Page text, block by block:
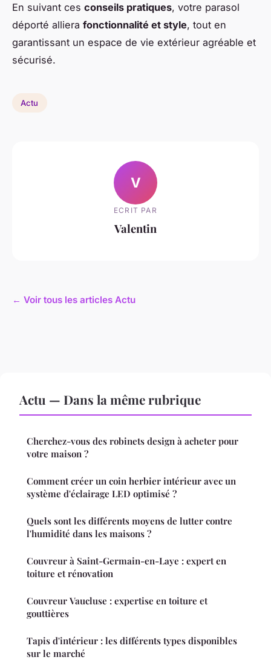
En suivant ces conseils pratiques, votre parasol
déporté alliera fonctionnalité et style, tout en
garantissant un espace de vie extérieur agréable et
sécurisé.
Actu
V
ECRIT PAR
Valentin
← Voir tous les articles Actu
Actu — Dans la même rubrique
Cherchez-vous des robinets design à acheter pour
votre maison ?
Comment créer un coin herbier intérieur avec un
système d'éclairage LED optimisé ?
Quels sont les différents moyens de lutter contre
l'humidité dans les maisons ?
Couvreur à Saint-Germain-en-Laye : expert en
toiture et rénovation
Couvreur Vaucluse : expertise en toiture et
gouttières
Tapis d'intérieur : les différents types disponibles
sur le marché